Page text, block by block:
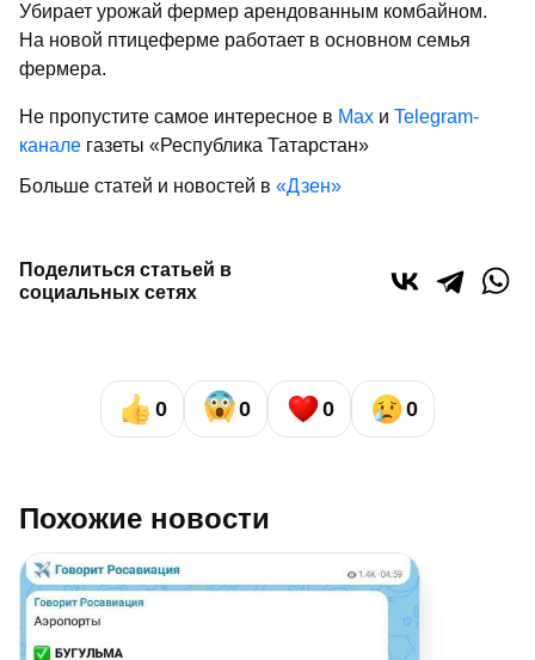
Убирает урожай фермер арендованным комбайном.
На новой птицеферме работает в основном семья
фермера.
Не пропустите самое интересное в Max и Telegram-
канале газеты «Республика Татарстан»
Больше статей и новостей в «Дзен»
Поделиться статьей в
социальных сетях
0 0 0 0
Похожие новости